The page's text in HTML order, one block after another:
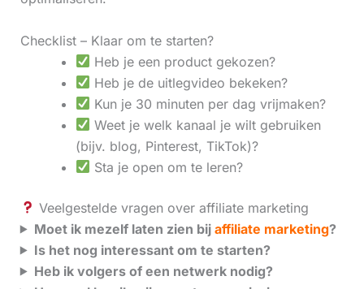
Checklist – Klaar om te starten?
Heb je een product gekozen?
Heb je de uitlegvideo bekeken?
Kun je 30 minuten per dag vrijmaken?
Weet je welk kanaal je wilt gebruiken
(bijv. blog, Pinterest, TikTok)?
Sta je open om te leren?
Veelgestelde vragen over affiliate marketing
Moet ik mezelf laten zien bij affiliate marketing?
Is het nog interessant om te starten?
Heb ik volgers of een netwerk nodig?